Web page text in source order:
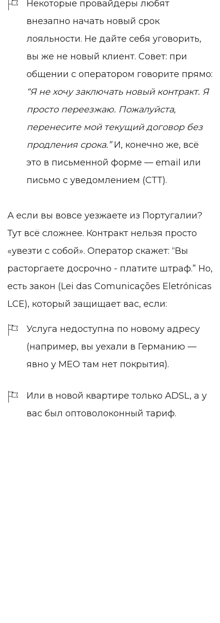
Некоторые провайдеры любят
внезапно начать новый срок
лояльности. Не дайте себя уговорить,
вы же не новый клиент. Совет: при
общении с оператором говорите прямо:
“Я не хочу заключать новый контракт. Я
просто переезжаю. Пожалуйста,
перенесите мой текущий договор без
продления срока.”И, конечно же, всё
это в письменной форме — email или
письмо с уведомлением (СТТ).
А если вы вовсе уезжаете из Португалии?
Тут всё сложнее. Контракт нельзя просто
«увезти с собой». Оператор скажет: “Вы
расторгаете досрочно - платите штраф.” Но,
есть закон (Lei das Comunicações Eletrónicas
LCE), который защищает вас, если:
Услуга недоступна по новому адресу
(например, вы уехали в Германию —
явно у MEO там нет покрытия).
Или в новой квартире только ADSL, а у
вас был оптоволоконный тариф.